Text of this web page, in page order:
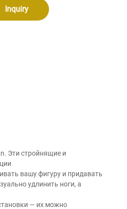
Inquiry
Эти стройнящие и
вашу фигуру и придавать
удлинить ноги, а
— их можно